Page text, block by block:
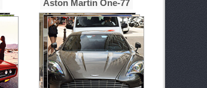
Aston Martin One-77